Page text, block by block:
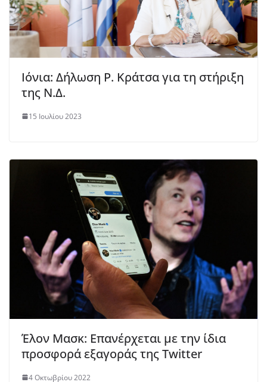
Ιόνια: Δήλωση Ρ. Κράτσα για τη στήριξη
της Ν.Δ.
15 Ιουλίου 2023
Έλον Μασκ: Eπανέρχεται με την ίδια
προσφορά εξαγοράς της Twitter
4 Οκτωβρίου 2022